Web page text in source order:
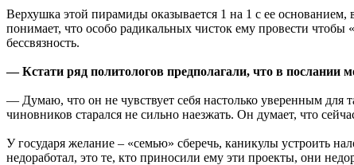
Верхушка этой пирамиды оказывается 1 на 1 с ее
понимает, что особо радикальных чисток ему провести
бессвязность.
— Кстати ряд политологов предполагали, что в послании
— Думаю, что он не чувствует себя настолько уверенным для
чиновников старался не сильно наезжать. Он думает, что
У государя желание – «семью» сберечь, каникулы устроить
недоработал, это те, кто приносили ему эти проекты, они